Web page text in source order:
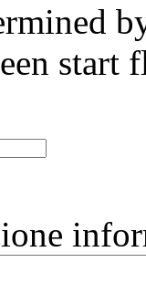
start